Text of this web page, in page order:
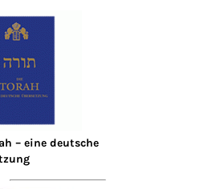
– eine deutsche